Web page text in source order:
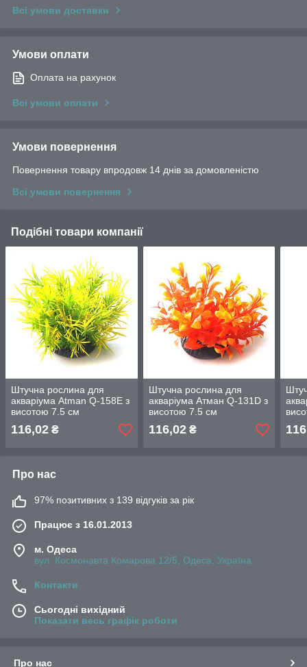
Всі умови доставки
Умови оплати
Оплата на рахунок
Всі умови оплати
Умови повернення
Повернення товару впродовж 14 днів за домовленістю
Всі умови повернення
Подібні товари компанії
Штучна рослина для
акваріума Atman Q-158E з
висотою 7.5 см
116,02 ₴
Штучна рослина для
акваріума Атман Q-131D з
висотою 7.5 см
116,02₴
Про нас
97% позитивних з 139 відгуків за рік
Працює з 16.01.2013
м. Одеса
вул. Космонавта Комарова 12/5, Одеса, Україна
Контакти
Сьогодні вихідний
Показати весь графік роботи
Про нас